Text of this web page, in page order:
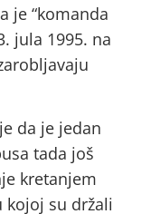
je “komanda
jula 1995. na
da je jedan
tada još
kretanjem
kojoj su držali